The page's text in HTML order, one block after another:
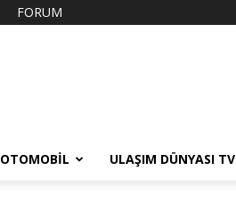
FORUM
OTOMOBIL ULAŞIM DÜNYASI TV